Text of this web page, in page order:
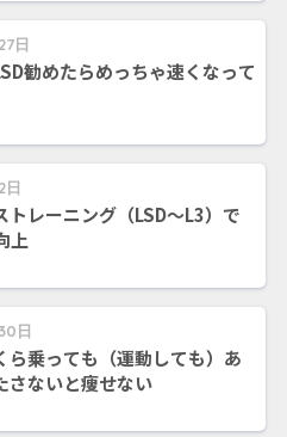
日
勧めたらめっちゃ速くなって
日
トレーニング（LSD〜L3）で
上
日
ら乗っても（運動しても）あ
さないと痩せない